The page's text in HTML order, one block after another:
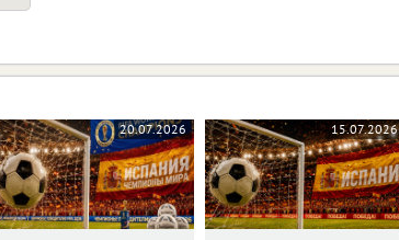
20.07.2026 15.07.2026